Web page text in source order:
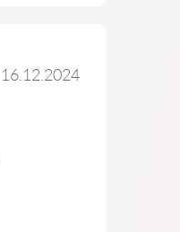
16.12.2024